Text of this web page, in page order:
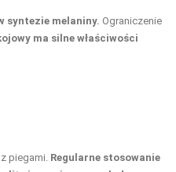
syntezie melaniny. Ograniczenie
ma silne właściwości
piegami. Regularne stosowanie